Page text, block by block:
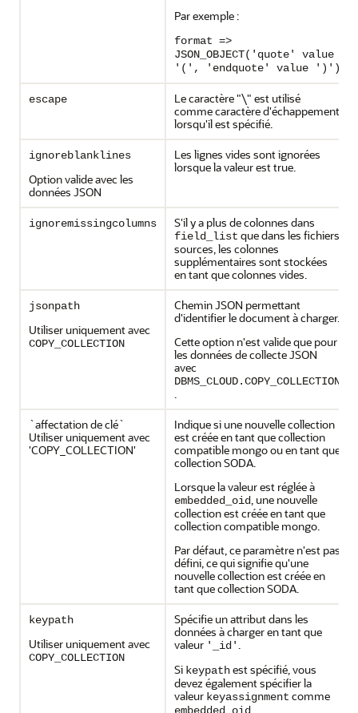
Par exemple :
format =>
JSON_OBJECT('quote' value
'(', 'endquote' value ')')
escape
Le caractère "\" est utilisé
comme caractère d'échappement
lorsqu'il est spécifié.
ignoreblanklines
Option valide avec les
données JSON
Les lignes vides sont ignorées
lorsque la valeur est true.
ignoremissingcolumns S'il y a plus de colonnes dans
field_list que dans les fichiers
sources, les colonnes
supplémentaires sont stockées
en tant que colonnes vides.
jsonpath
Utiliser uniquement avec
COPY_COLLECTION
Chemin JSON permettant
d'identifier le document à charger.
Cette option n'est valide que pour
les données de collecte JSON
avec
DBMS_CLOUD.COPY_COLLECTION
.
`affectation de clé`
Utiliser uniquement avec
'COPY_COLLECTION'
Indique si une nouvelle collection
est créée en tant que collection
compatible mongo ou en tant que
collection SODA.
Lorsque la valeur est réglée à
embedded_oid, une nouvelle
collection est créée en tant que
collection compatible mongo.
Par défaut, ce paramètre n'est pas
défini, ce qui signifie qu'une
nouvelle collection est créée en
tant que collection SODA.
keypath
Utiliser uniquement avec
COPY_COLLECTION
Spécifie un attribut dans les
données à charger en tant que
valeur '_id'.
Si keypathest spécifié, vous
devez également spécifier la
valeur keyassignment comme